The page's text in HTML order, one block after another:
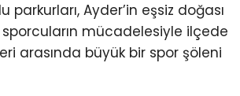
parkurları, Ayder’in eşsiz doğası
mücadelesiyle ilçede
arasında büyük bir spor şöleni